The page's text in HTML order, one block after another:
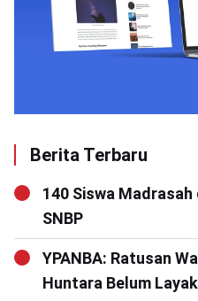
Berita Terbaru
140 Siswa
SNBP
YPANBA: Ratusan
Huntara Belum